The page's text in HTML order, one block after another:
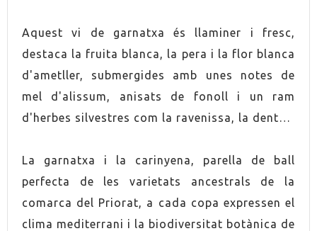
RAÏM Garnatxa
RAÏM Carinyena
ORIGEN Montsant
VINO Negre
Aquest vi de garnatxa és llaminer i fresc,
destaca la fruita blanca, la pera i la flor blanca
d'ametller, submergides amb unes notes de
mel d'alissum, anisats de fonoll i un ram
d'herbes silvestres com la ravenissa, la dent…
La garnatxa i la carinyena, parella de ball
perfecta de les varietats ancestrals de la
comarca del Priorat, a cada copa expressen el
clima mediterrani i la biodiversitat botànica de